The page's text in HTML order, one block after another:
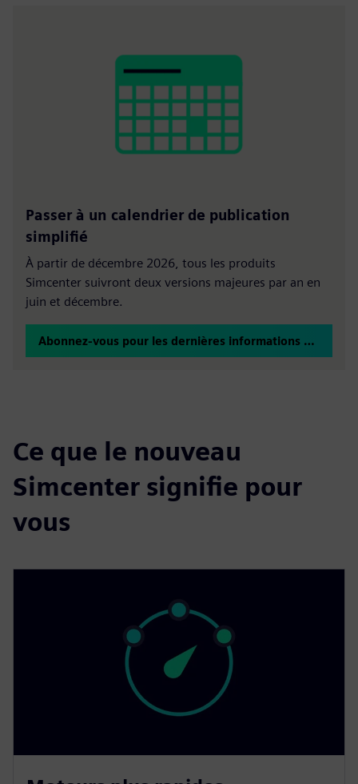
Passer à un calendrier de publication
simplifié
À partir de décembre 2026, tous les produits
Simcenter suivront deux versions majeures par an en
juin et décembre.
Abonnez-vous pour les dernières informations sur la version
Ce que le nouveau
Simcenter signifie pour
vous